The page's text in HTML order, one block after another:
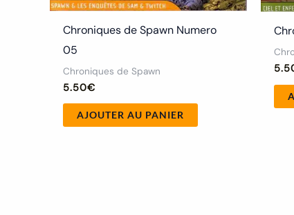
Chroniques de Spawn Numero
05
Chroniques de Spawn
5.50€
AJOUTER AU PANIER